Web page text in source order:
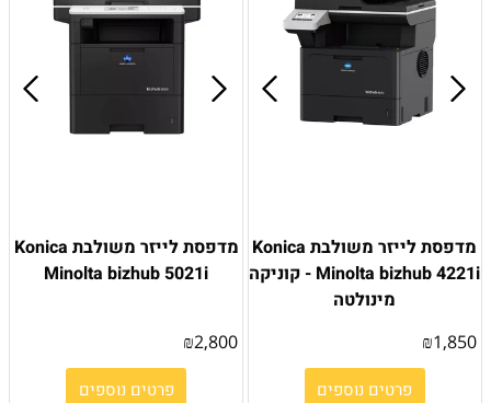
מדפסת לייזר משולבת Konica
Minolta bizhub 4221i - קוניקה
מינולטה
₪1,850
פרטים נוספים
מדפסת לייזר משולבת Konica
Minolta bizhub 5021i
₪2,800
פרטים נוספים